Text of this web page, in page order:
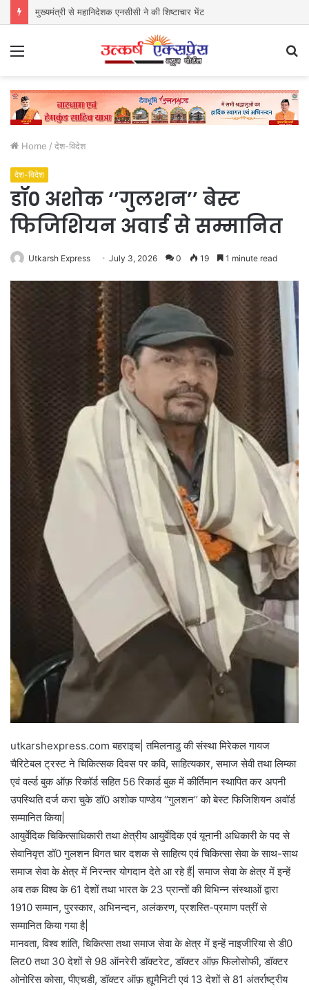
मुख्यमंत्री से महानिदेशक एनसीसी ने की शिष्टाचार भेंट
Home / देश-विदेश
देश-विदेश
डॉ0 अशोक ‘’गुलशन’’ बेस्ट
फिजिशियन अवार्ड से सम्मानित
Utkarsh Express July 3, 2026 0 19 1 minute read
utkarshexpress.com बहराइच| तमिलनाडु की संस्था मिरेकल गायज
चैरिटेबल ट्रस्ट ने चिकित्सक दिवस पर कवि, साहित्यकार, समाज सेवी तथा लिम्का
एवं वर्ल्ड बुक ऑफ़ रिकॉर्ड सहित 56 रिकार्ड बुक में कीर्तिमान स्थापित कर अपनी
उपस्थिति दर्ज करा चुके डॉ0 अशोक पाण्डेय ‘’गुलशन’’ को बेस्ट फिजिशियन अवॉर्ड
सम्मानित किया|
आयुर्वेदिक चिकित्साधिकारी तथा क्षेत्रीय आयुर्वेदिक एवं यूनानी अधिकारी के पद से
सेवानिवृत्त डॉ0 गुलशन विगत चार दशक से साहित्य एवं चिकित्सा सेवा के साथ-साथ
समाज सेवा के क्षेत्र में निरन्तर योगदान देते आ रहे हैं| समाज सेवा के क्षेत्र में इन्हें
अब तक विश्व के 61 देशों तथा भारत के 23 प्रान्तों की विभिन्न संस्थाओं द्वारा
1910 सम्मान, पुरस्कार, अभिनन्दन, अलंकरण, प्रशस्ति-प्रमाण पत्रीं से
सम्मानित किया गया है|
मानवता, विश्व शांति, चिकित्सा तथा समाज सेवा के क्षेत्र में इन्हें नाइजीरिया से डी0
लिट0 तथा 30 देशों से 98 ऑनरेरी डॉक्टरेट, डॉक्टर ऑफ़ फिलोसोफी, डॉक्टर
ओनोरिस कोसा, पीएचडी, डॉक्टर ऑफ़ ह्यूमैनिटी एवं 13 देशों से 81 अंतर्राष्ट्रीय